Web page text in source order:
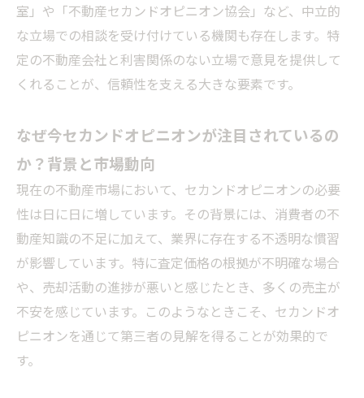
室」や「不動産セカンドオピニオン協会」など、中立的
な立場での相談を受け付けている機関も存在します。特
定の不動産会社と利害関係のない立場で意見を提供して
くれることが、信頼性を支える大きな要素です。
なぜ今セカンドオピニオンが注目されているの
か？背景と市場動向
現在の不動産市場において、セカンドオピニオンの必要
性は日に日に増しています。その背景には、消費者の不
動産知識の不足に加えて、業界に存在する不透明な慣習
が影響しています。特に査定価格の根拠が不明確な場合
や、売却活動の進捗が悪いと感じたとき、多くの売主が
不安を感じています。このようなときこそ、セカンドオ
ピニオンを通じて第三者の見解を得ることが効果的で
す。